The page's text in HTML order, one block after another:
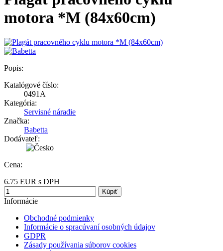
motora *M (84x60cm)
Popis:
Katalógové číslo:
0491A
Kategória:
Servisné náradie
Značka:
Babetta
Dodávateľ:
Cena:
6.75 EUR s DPH
Kúpiť
Informácie
Obchodné podmienky
Informácie o spracúvaní osobných údajov
GDPR
Zásady používania súborov cookies